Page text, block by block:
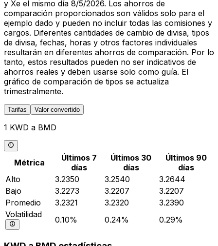
y Xe el mismo día 8/5/2026. Los ahorros de
comparación proporcionados son válidos solo para el
ejemplo dado y pueden no incluir todas las comisiones y
cargos. Diferentes cantidades de cambio de divisa, tipos
de divisa, fechas, horas y otros factores individuales
resultarán en diferentes ahorros de comparación. Por lo
tanto, estos resultados pueden no ser indicativos de
ahorros reales y deben usarse solo como guía. El
gráfico de comparación de tipos se actualiza
trimestralmente.
Tarifas Valor convertido
1 KWD a BMD
Métrica
Últimos 7
días
Últimos 30
días
Últimos 90
días
Alto
3.2350 3.2540
3.2644
Bajo
3.2273 3.2207
3.2207
Promedio
3.2321 3.2320
3.2390
Volatilidad
0.10% 0.24% 0.29%